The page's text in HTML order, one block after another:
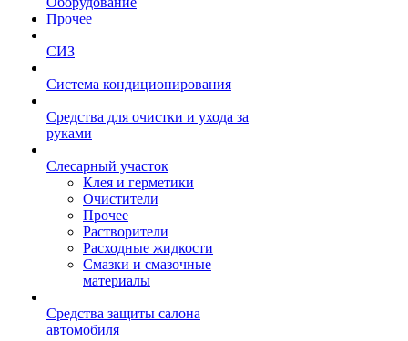
Прочее
СИЗ
Система кондиционирования
Средства для очистки и ухода за
руками
Слесарный участок
Клея и герметики
Очистители
Прочее
Растворители
Расходные жидкости
Смазки и смазочные
материалы
Средства защиты салона
автомобиля